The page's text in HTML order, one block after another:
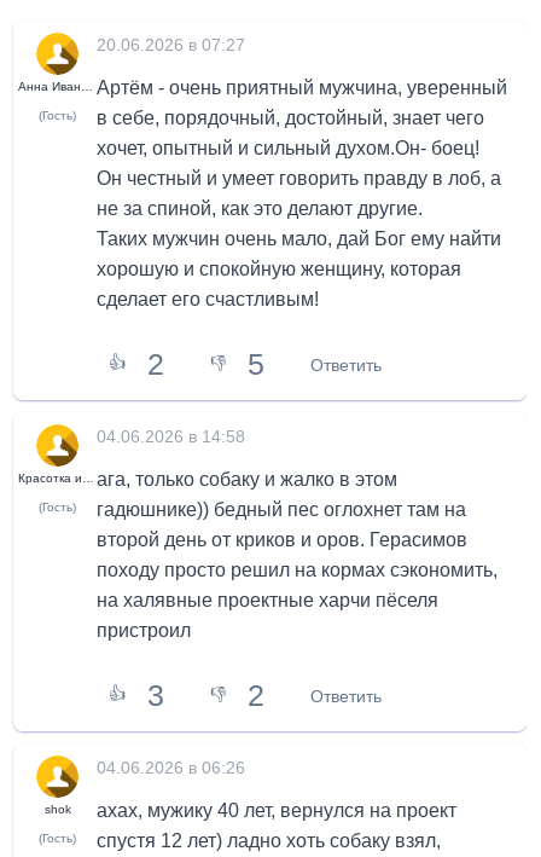
Анна Иванова
(Гость)
20.06.2026 в 07:27
Артём - очень приятный мужчина, уверенный
в себе, порядочный, достойный, знает чего
хочет, опытный и сильный духом.Он- боец!
Он честный и умеет говорить правду в лоб, а
не за спиной, как это делают другие.
Таких мужчин очень мало, дай Бог ему найти
хорошую и спокойную женщину, которая
сделает его счастливым!
👍 2 👎 5 Ответить
Красотка из Химок
(Гость)
04.06.2026 в 14:58
ага, только собаку и жалко в этом
гадюшнике)) бедный пес оглохнет там на
второй день от криков и оров. Герасимов
походу просто решил на кормах сэкономить,
на халявные проектные харчи пёселя
пристроил
👍 3 👎 2 Ответить
shok
(Гость)
04.06.2026 в 06:26
ахах, мужику 40 лет, вернулся на проект
спустя 12 лет) ладно хоть собаку взял,